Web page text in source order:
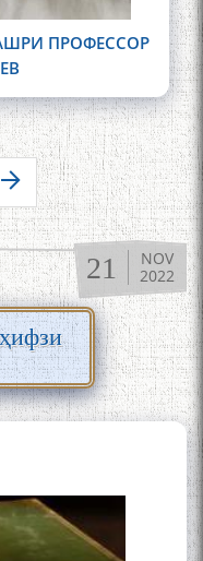
ПРОФЕССОР
21
NOV
2022